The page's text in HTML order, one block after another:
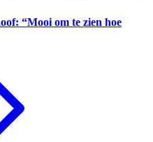
“Mooi om te zien hoe